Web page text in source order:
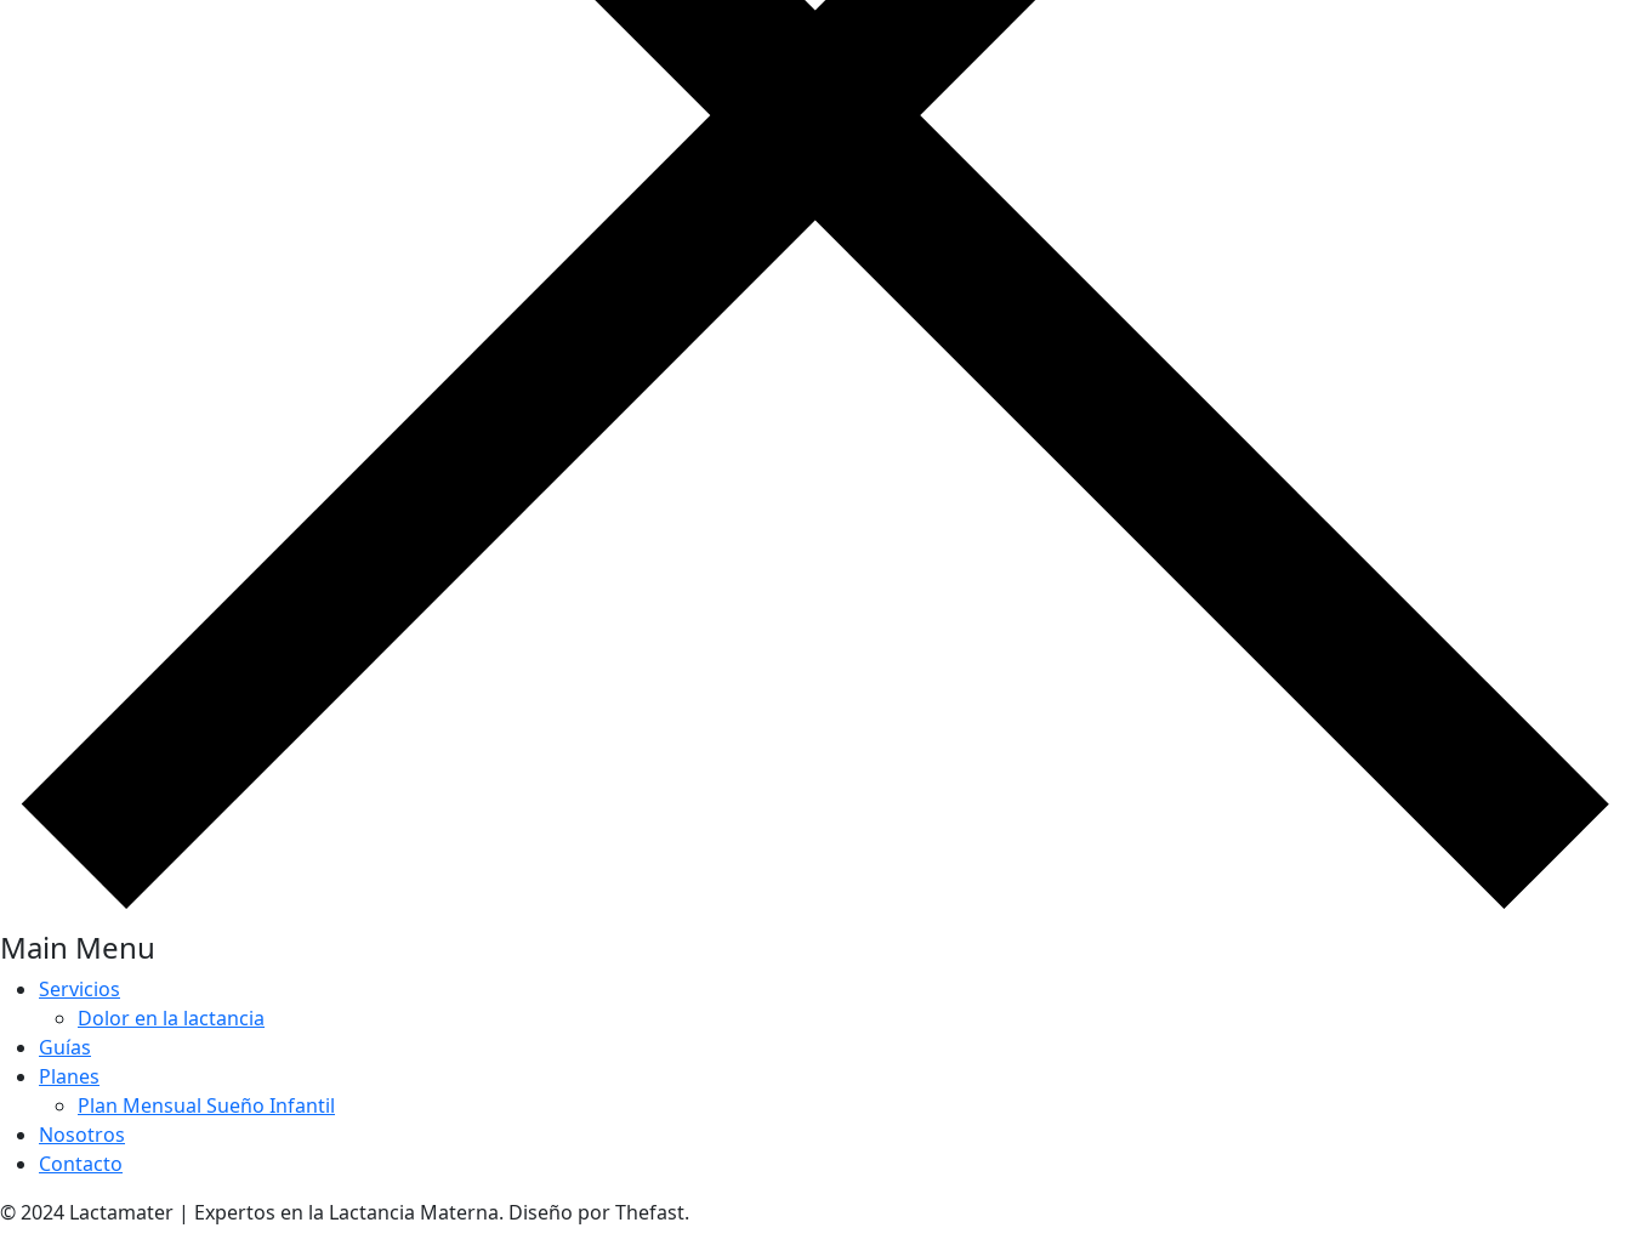
Main Menu
Servicios
Dolor en la lactancia
Guías
Planes
Plan Mensual Sueño Infantil
Nosotros
Contacto
© 2024 Lactamater | Expertos en la Lactancia Materna. Diseño por Thefast.